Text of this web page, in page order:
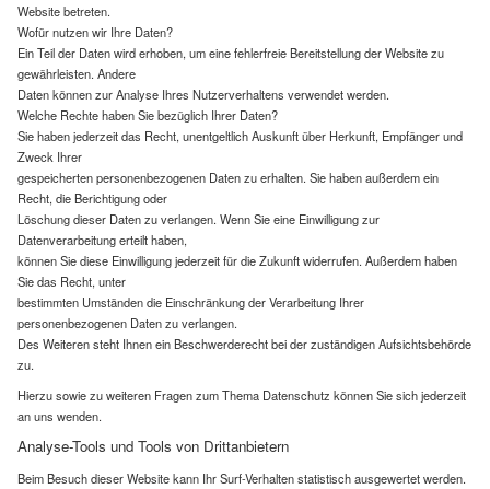
Website betreten.
Wofür nutzen wir Ihre Daten?
Ein Teil der Daten wird erhoben, um eine fehlerfreie Bereitstellung der Website zu
gewährleisten. Andere
Daten können zur Analyse Ihres Nutzerverhaltens verwendet werden.
Welche Rechte haben Sie bezüglich Ihrer Daten?
Sie haben jederzeit das Recht, unentgeltlich Auskunft über Herkunft, Empfänger und
Zweck Ihrer
gespeicherten personenbezogenen Daten zu erhalten. Sie haben außerdem ein
Recht, die Berichtigung oder
Löschung dieser Daten zu verlangen. Wenn Sie eine Einwilligung zur
Datenverarbeitung erteilt haben,
können Sie diese Einwilligung jederzeit für die Zukunft widerrufen. Außerdem haben
Sie das Recht, unter
bestimmten Umständen die Einschränkung der Verarbeitung Ihrer
personenbezogenen Daten zu verlangen.
Des Weiteren steht Ihnen ein Beschwerderecht bei der zuständigen Aufsichtsbehörde
zu.
Hierzu sowie zu weiteren Fragen zum Thema Datenschutz können Sie sich jederzeit
an uns wenden.
Analyse-Tools und Tools von Drittanbietern
Beim Besuch dieser Website kann Ihr Surf-Verhalten statistisch ausgewertet werden.